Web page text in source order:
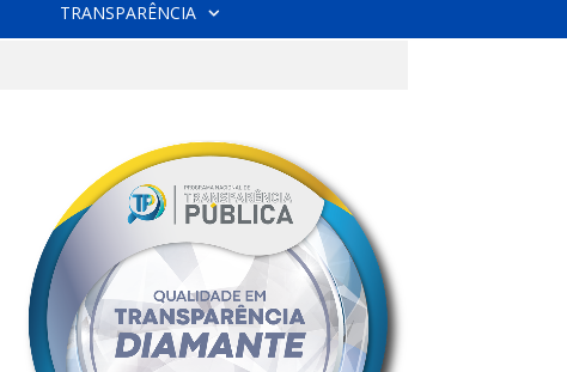
TRANSPARÊNCIA